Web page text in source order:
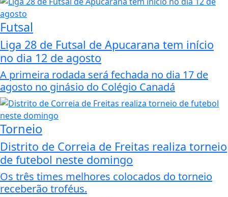
Futsal
Liga 28 de Futsal de Apucarana tem início
no dia 12 de agosto
A primeira rodada será fechada no dia 17 de
agosto no ginásio do Colégio Canadá
Torneio
Distrito de Correia de Freitas realiza torneio
de futebol neste domingo
Os três times melhores colocados do torneio
receberão troféus.